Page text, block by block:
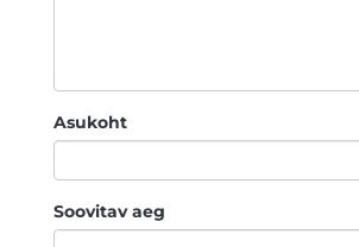
Asukoht
Soovitav aeg